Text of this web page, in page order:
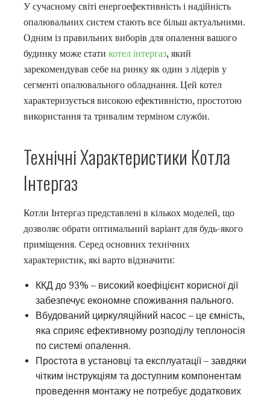
У сучасному світі енергоефективність і надійність
опалювальних систем стають все більш актуальними.
Одним із правильних виборів для опалення вашого
будинку може стати котел інтергаз, який
зарекомендував себе на ринку як один з лідерів у
сегменті опалювального обладнання. Цей котел
характеризується високою ефективністю, простотою
використання та тривалим терміном служби.
Технічні Характеристики Котла
Інтергаз
Котли Інтергаз представлені в кількох моделей, що
дозволяє обрати оптимальний варіант для будь-якого
приміщення. Серед основних технічних
характеристик, які варто відзначити:
ККД до 93% – високий коефіцієнт корисної дії
забезпечує економне споживання пального.
Вбудований циркуляційний насос – це ємність,
яка сприяє ефективному розподілу теплоносія
по системі опалення.
Простота в установці та експлуатації – завдяки
чітким інструкціям та доступним компонентам
проведення монтажу не потребує додаткових